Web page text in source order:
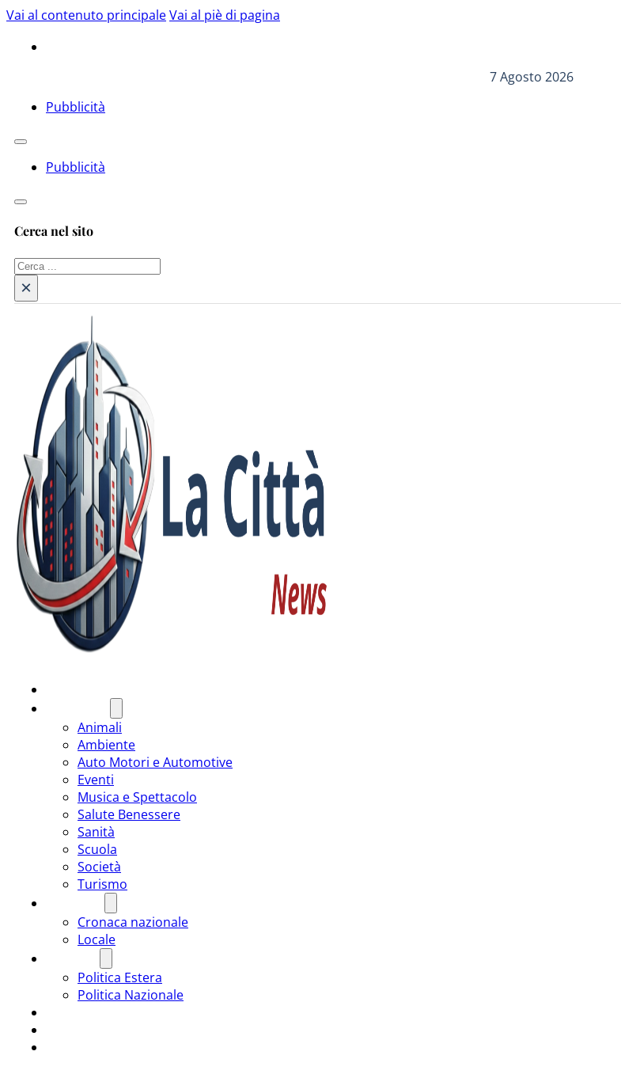
Vai al contenuto principaleVai al piè di pagina
7 Agosto 2026
Pubblicità
Pubblicità
Cerca nel sito
Cerca
×
Animali
Ambiente
Auto Motori e Automotive
Eventi
Musica e Spettacolo
Salute Benessere
Sanità
Scuola
Società
Turismo
Cronaca nazionale
Locale
Politica Estera
Politica Nazionale